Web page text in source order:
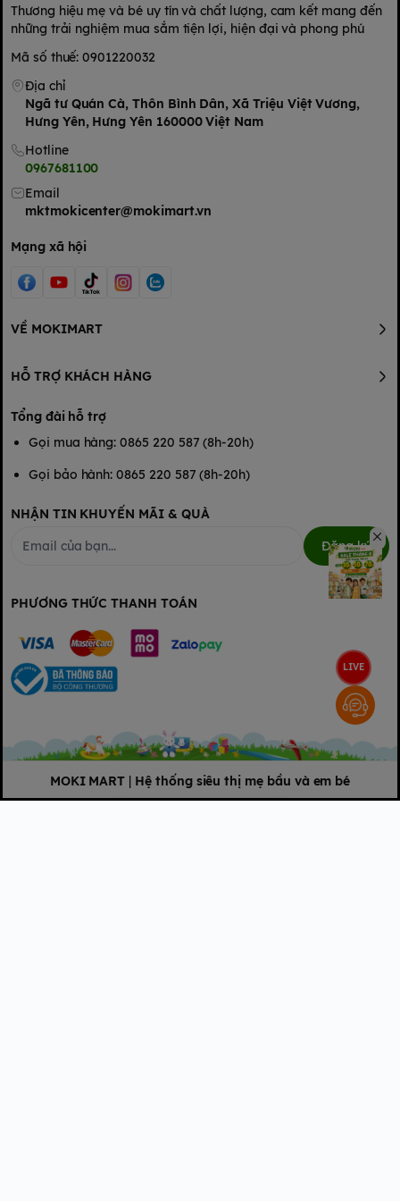
Hướng dẫn bảo quản:
Cất giữ dung dịch ở nơi có nhiệt độ thường để tránh bị vẩn đục
(do các thành phần thảo mộc tự nhiên)
Thương hiệu mẹ và bé uy tín và chất lượng, cam kết mang đến
những trải nghiệm mua sắm tiện lợi, hiện đại và phong phú
Mã số thuế: 0901220032
Địa chỉ
Ngã tư Quán Cà, Thôn Bình Dân, Xã Triệu Việt Vương,
Hưng Yên, Hưng Yên 160000 Việt Nam
Hotline
0967681100
Email
mktmokicenter@mokimart.vn
Mạng xã hội
VỀ MOKIMART
HỖ TRỢ KHÁCH HÀNG
Tổng đài hỗ trợ
Gọi mua hàng: 0865 220 587 (8h-20h)
Gọi bảo hành: 0865 220 587 (8h-20h)
NHẬN TIN KHUYẾN MÃI & QUÀ
Đăng ký
PHƯƠNG THỨC THANH TOÁN
MOKI MART | Hệ thống siêu thị mẹ bầu và em bé
LIVE